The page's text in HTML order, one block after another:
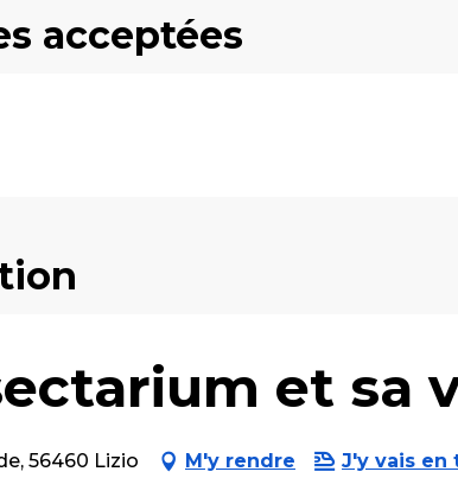
acceptées
et sa
56460 Lizio M'y rendre J'y vais en